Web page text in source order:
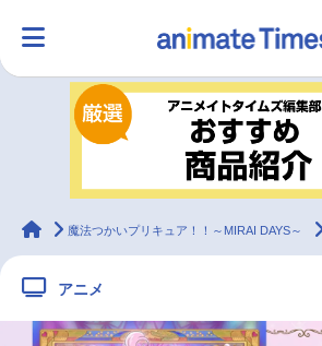
ランキング アニメ
ラジオ グッズ
animateTimes
魔法つかいプリキュア！！～MIRAI DAYS～
アニメ